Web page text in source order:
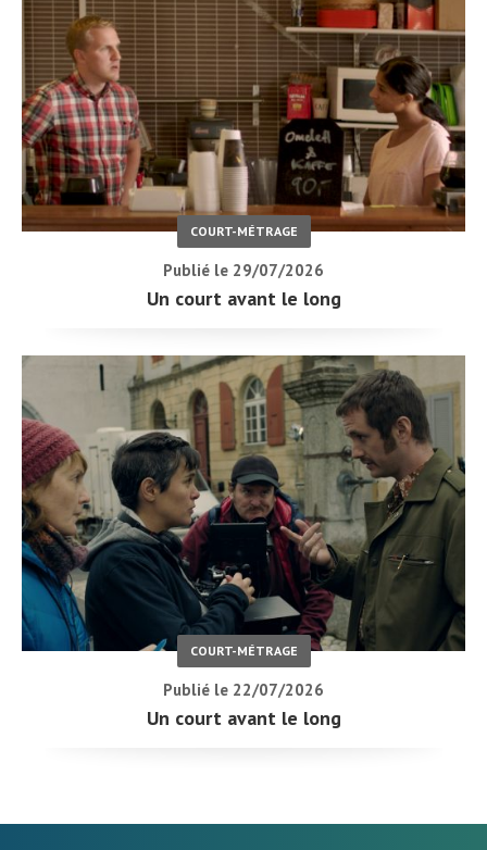
COURT-MÉTRAGE
Publié le 29/07/2026
Un court avant le long
COURT-MÉTRAGE
Publié le 22/07/2026
Un court avant le long